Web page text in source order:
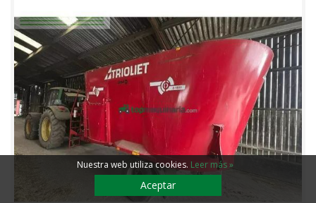
Nuestra web utiliza cookies. Leer más »
Aceptar